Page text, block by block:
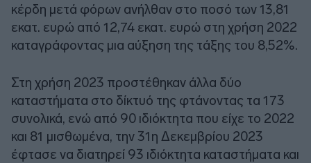
κέρδη μετά φόρων ανήλθαν στο ποσό των 13,81
εκατ. ευρώ από 12,74 εκατ. ευρώ στη χρήση 2022
καταγράφοντας μια αύξηση της τάξης του 8,52%.
Στη χρήση 2023 προστέθηκαν άλλα δύο
καταστήματα στο δίκτυό της φτάνοντας τα 173
συνολικά, ενώ από 90 ιδιόκτητα που είχε το 2022
και 81 μισθωμένα, την 31η Δεκεμβρίου 2023
έφτασε να διατηρεί 93 ιδιόκτητα καταστήματα και